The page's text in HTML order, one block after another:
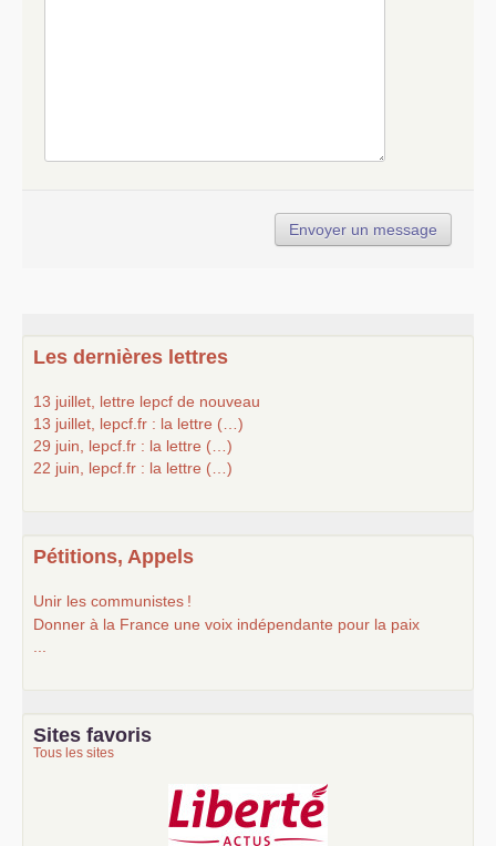
Les dernières lettres
13 juillet, lettre lepcf de nouveau
13 juillet, lepcf.fr : la lettre (…)
29 juin, lepcf.fr : la lettre (…)
22 juin, lepcf.fr : la lettre (…)
Pétitions, Appels
Unir les communistes !
Donner à la France une voix indépendante pour la paix
Sites favoris
Tous les sites